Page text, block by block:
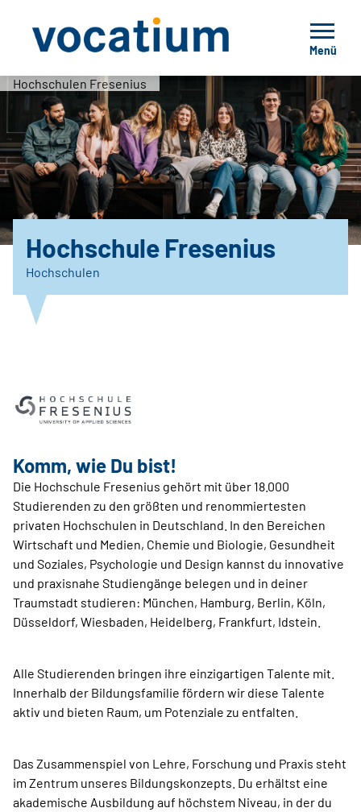
Menü
Hochschulen Fresenius
Hochschule Fresenius
Hochschulen
Komm, wie Du bist!
Die Hochschule Fresenius gehört mit über 18.000
Studierenden zu den größten und renommiertesten
privaten Hochschulen in Deutschland. In den Bereichen
Wirtschaft und Medien, Chemie und Biologie, Gesundheit
und Soziales, Psychologie und Design kannst du innovative
und praxisnahe Studiengänge belegen und in deiner
Traumstadt studieren: München, Hamburg, Berlin, Köln,
Düsseldorf, Wiesbaden, Heidelberg, Frankfurt, Idstein.
Alle Studierenden bringen ihre einzigartigen Talente mit.
Innerhalb der Bildungsfamilie fördern wir diese Talente
aktiv und bieten Raum, um Potenziale zu entfalten.
Das Zusammenspiel von Lehre, Forschung und Praxis steht
im Zentrum unseres Bildungskonzepts. Du erhältst eine
akademische Ausbildung auf höchstem Niveau, in der du